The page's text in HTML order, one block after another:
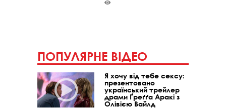
ПОПУЛЯРНЕ ВІДЕО
Я хочу від тебе сексу:
презентовано
український трейлер
драми Ґреґґа Аракі з
Олівією Вайлд